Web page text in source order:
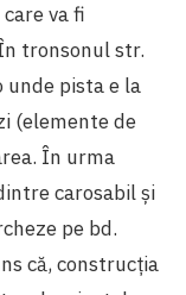
va fi
tronsonul str.
unde pista e la
(elemente de
În urma
carosabil și
pe bd.
că, construcția